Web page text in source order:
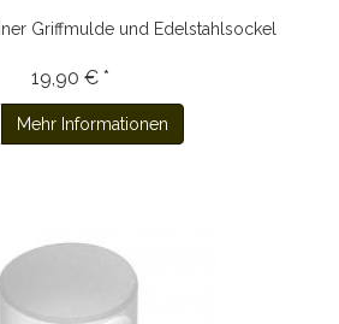
Griffmulde und Edelstahlsockel
19,90 € *
Mehr Informationen